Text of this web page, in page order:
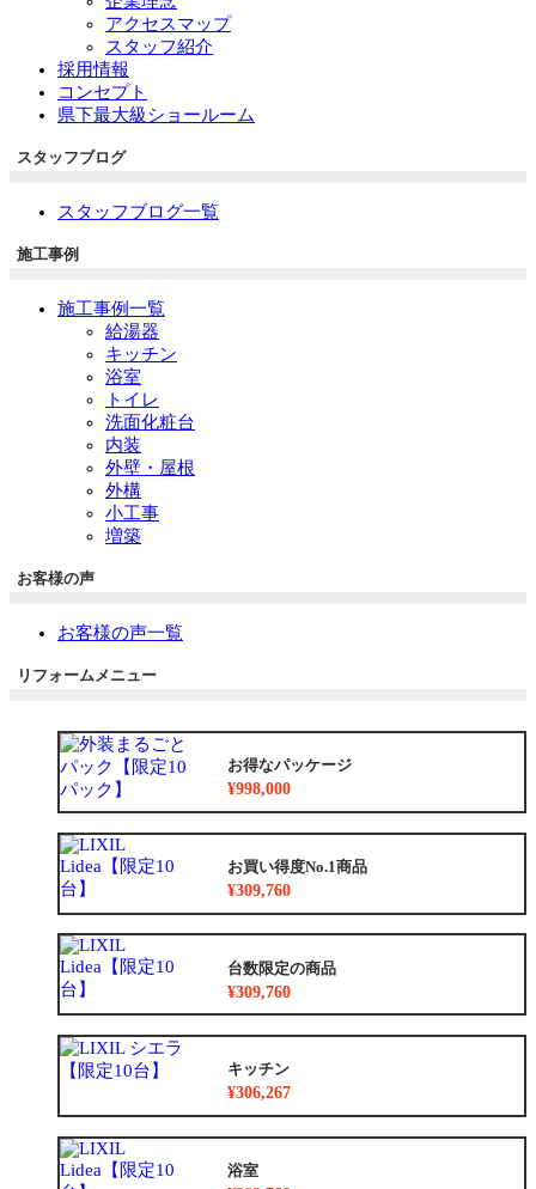
アクセスマップ
スタッフ紹介
採用情報
コンセプト
県下最大級ショールーム
スタッフブログ
スタッフブログ一覧
施工事例
施工事例一覧
給湯器
キッチン
浴室
トイレ
洗面化粧台
内装
外壁・屋根
外構
小工事
増築
お客様の声
お客様の声一覧
リフォームメニュー
お得なパッケージ
¥998,000
お買い得度No.1商品
¥309,760
台数限定の商品
¥309,760
キッチン
¥306,267
浴室